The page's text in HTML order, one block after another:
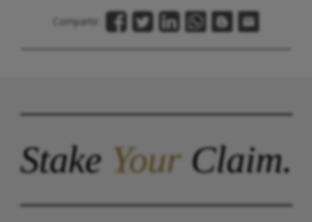
Compartir:
StakeYourClaim.